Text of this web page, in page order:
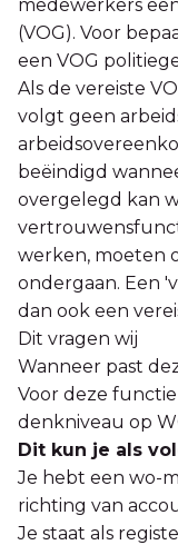
medewerkers
(VOG). Voor
een VOG
Als de vereiste
volgt geen
beëindigd
overgelegd kan
werken, moeten
ondergaan. Een
dan ook een
Dit vragen wij
Wanneer past
Voor deze
denkniveau op
Dit kun je als
Je hebt een wo-
richting van
Je staat als